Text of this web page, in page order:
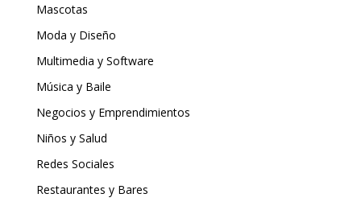
Mascotas
Moda y Diseño
Multimedia y Software
Música y Baile
Negocios y Emprendimientos
Niños y Salud
Redes Sociales
Restaurantes y Bares